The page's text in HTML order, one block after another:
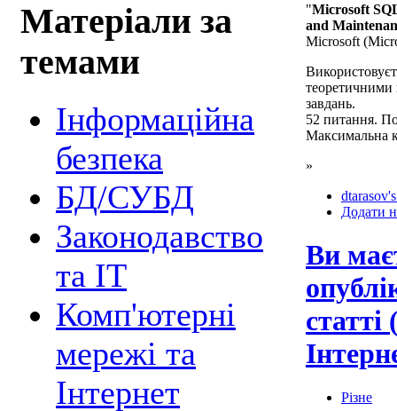
Матеріали за
темами
Інформаційна
безпека
БД/СУБД
Законодавство
та ІТ
Комп'ютерні
мережі та
Інтернет
"Microsoft
and
Microsoft
завдань.
52 питання.
Максимальна
»
Додати
Ви
Різне